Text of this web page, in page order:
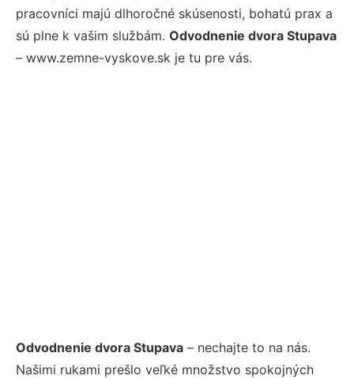
pracovníci majú dlhoročné skúsenosti, bohatú prax a
sú plne k vašim službám. Odvodnenie dvora Stupava
– www.zemne-vyskove.sk je tu pre vás.
Odvodnenie dvora Stupava – nechajte to na nás.
Našimi rukami prešlo veľké množstvo spokojných